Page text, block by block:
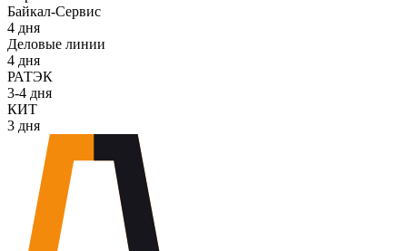
Байкал-Сервис
4 дня
Деловые линии
4 дня
РАТЭК
3-4 дня
КИТ
3 дня